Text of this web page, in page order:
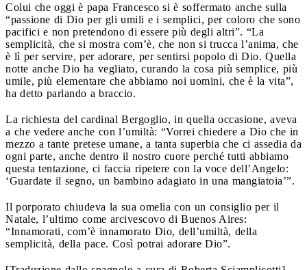
Colui che oggi è papa Francesco si è soffermato anche sulla
“passione di Dio per gli umili e i semplici, per coloro che sono
pacifici e non pretendono di essere più degli altri”. “La
semplicità, che si mostra com’è, che non si trucca l’anima, che
è lì per servire, per adorare, per sentirsi popolo di Dio. Quella
notte anche Dio ha vegliato, curando la cosa più semplice, più
umile, più elementare che abbiamo noi uomini, che è la vita”,
ha detto parlando a braccio.
La richiesta del cardinal Bergoglio, in quella occasione, aveva
a che vedere anche con l’umiltà: “Vorrei chiedere a Dio che in
mezzo a tante pretese umane, a tanta superbia che ci assedia da
ogni parte, anche dentro il nostro cuore perché tutti abbiamo
questa tentazione, ci faccia ripetere con la voce dell’Angelo:
‘Guardate il segno, un bambino adagiato in una mangiatoia’”.
Il porporato chiudeva la sua omelia con un consiglio per il
Natale, l’ultimo come arcivescovo di Buenos Aires:
“Innamorati, com’è innamorato Dio, dell’umiltà, della
semplicità, della pace. Così potrai adorare Dio”.